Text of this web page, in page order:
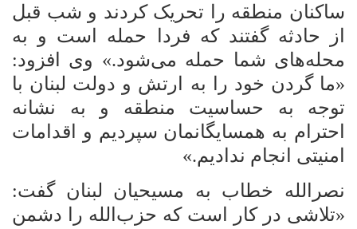
ساکنان منطقه را تحریک کردند و شب قبل
از حادثه گفتند که فردا
حمله است و به
محله‌های شما حمله می‌شود.» وی افزود:
«ما گردن خود را به ارتش و دولت لبنان با
توجه به حساسیت منطقه و به نشانه
احترام به همسایگانمان سپردیم و اقدامات
امنیتی انجام ندادیم.»
نصرالله خطاب به مسیحیان لبنان گفت:
«تلاشی در کار است که حزب‌الله را دشمن